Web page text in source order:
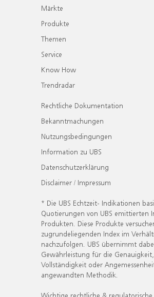
Märkte
Produkte
Themen
Service
Know How
Trendradar
Rechtliche Dokumentation
Bekanntmachungen
Nutzungsbedingungen
Information zu UBS
Datenschutzerklärung
Disclaimer / Impressum
* Die UBS Echtzeit- Indikationen
Quotierungen von UBS emittierten
Produkten. Diese Produkte
zugrundeliegenden Index im
nachzufolgen. UBS übernimmt
Gewährleistung für die Genauigkeit,
Vollständigkeit oder
angewandten Methodik.